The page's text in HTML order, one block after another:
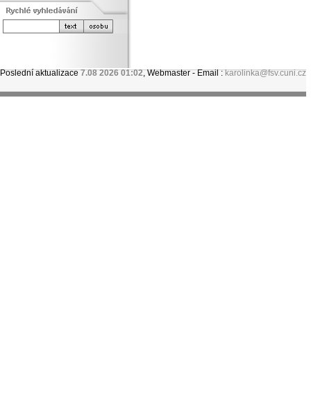
Poslední aktualizace7.08 2026 01:02, Webmaster - Email :karolinka@fsv.cuni.cz